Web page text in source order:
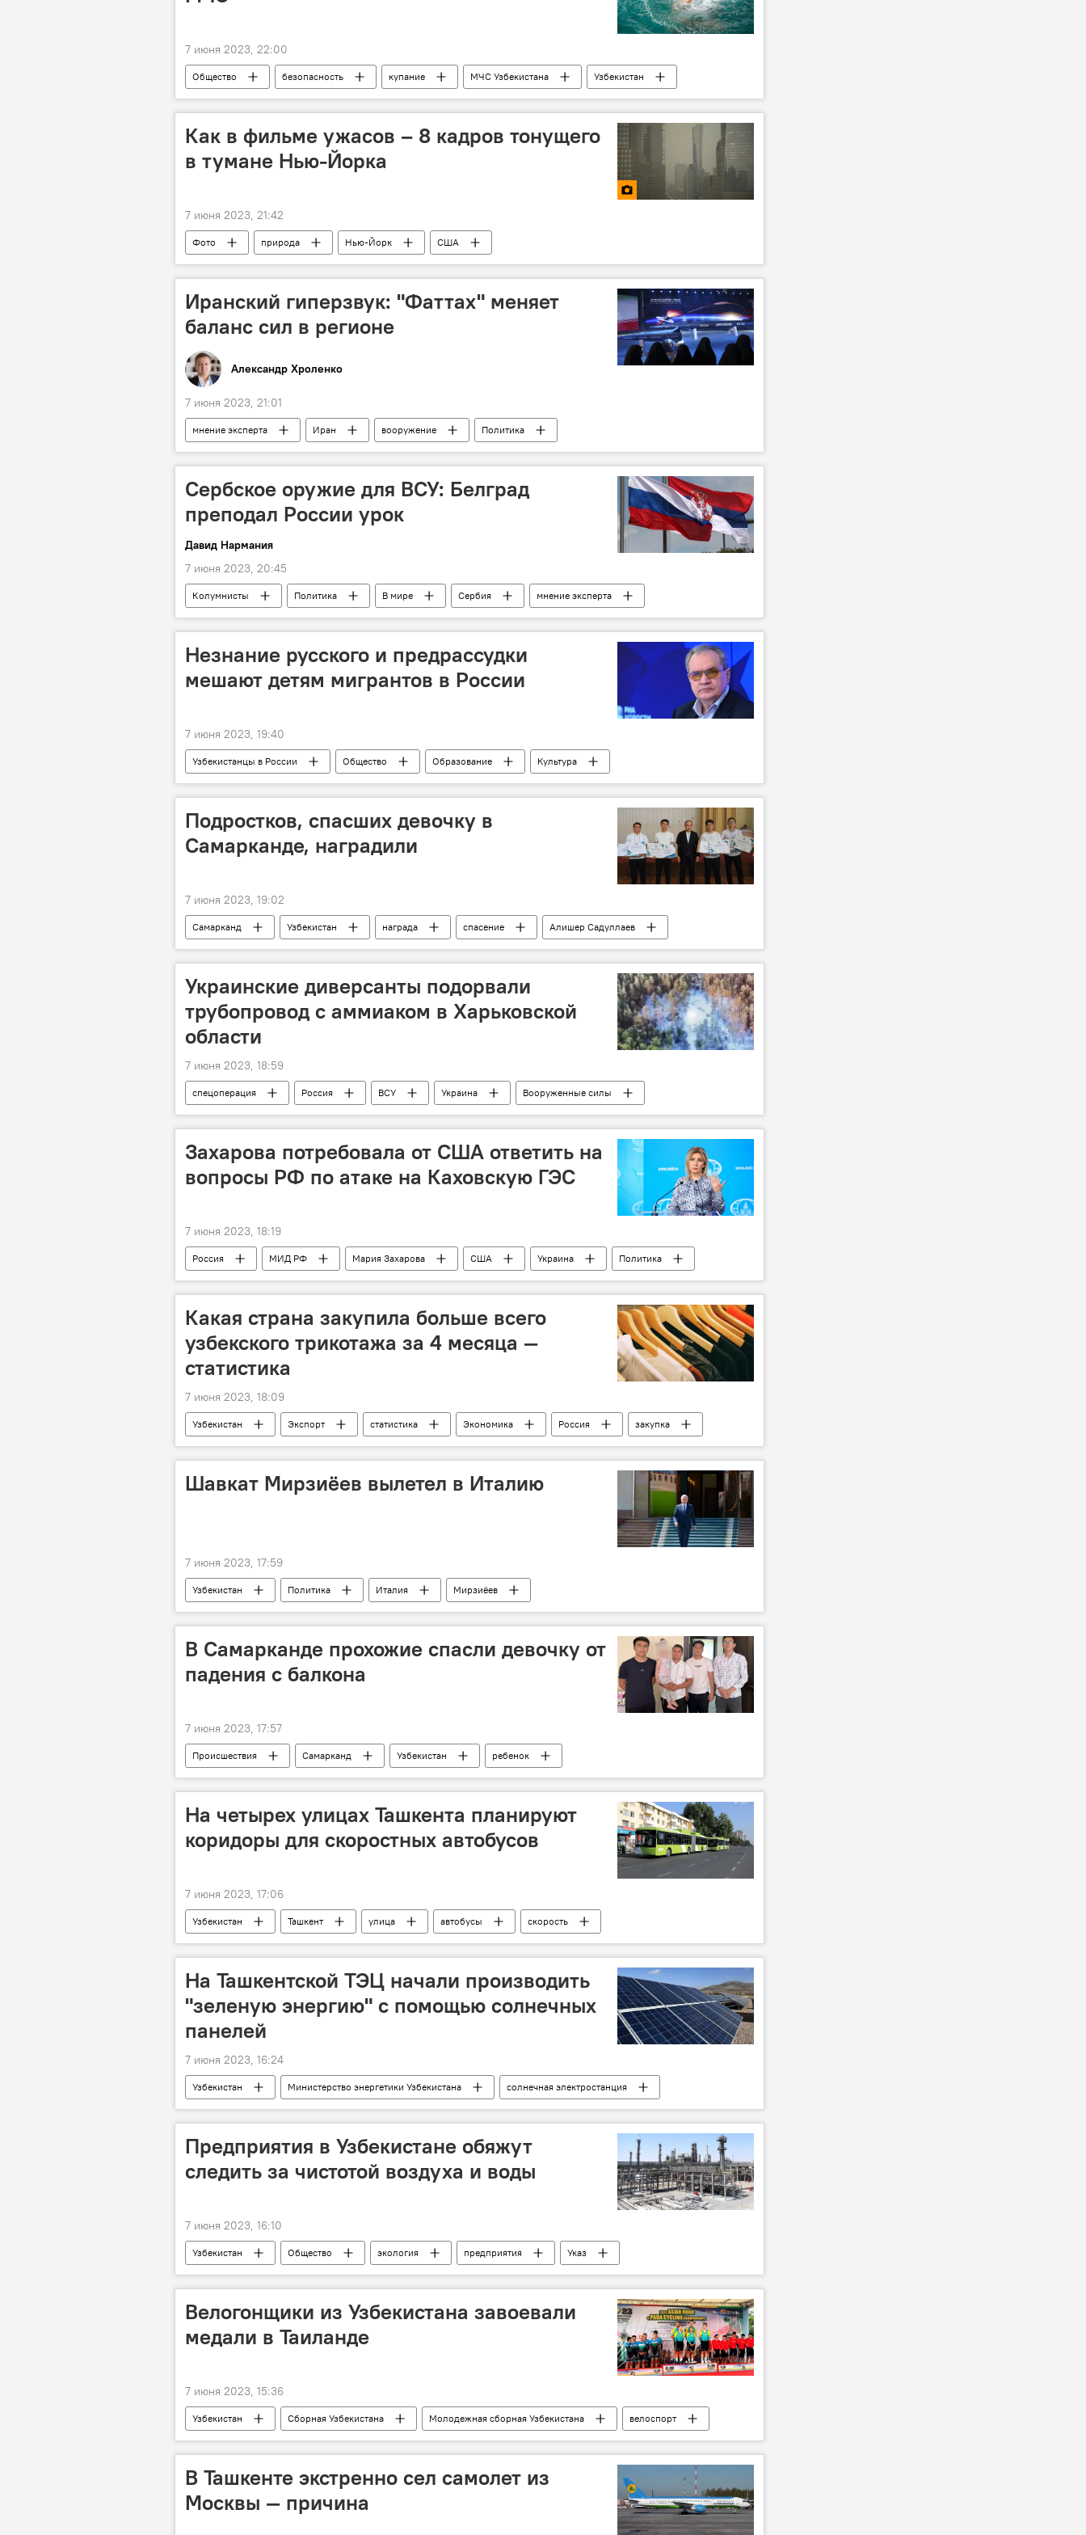
7 июня 2023, 22:00
Общество безопасность купание МЧС Узбекистана Узбекистан
Как в фильме ужасов – 8 кадров тонущего
в тумане Нью-Йорка
7 июня 2023, 21:42
Фото природа Нью-Йорк США
Иранский гиперзвук: "Фаттах" меняет
баланс сил в регионе
Александр Хроленко
7 июня 2023, 21:01
мнение эксперта Иран вооружение Политика
Сербское оружие для ВСУ: Белград
преподал России урок
Давид Нармания
7 июня 2023, 20:45
Колумнисты Политика В мире Сербия мнение эксперта
Незнание русского и предрассудки
мешают детям мигрантов в России
7 июня 2023, 19:40
Узбекистанцы в России Общество Образование
Культура
русский язык
Россия дети
Подростков, спасших девочку в
Самарканде, наградили
7 июня 2023, 19:02
Самарканд Узбекистан награда спасение
Алишер Садуллаев
Агентство по делам молодежи
Украинские диверсанты подорвали
трубопровод с аммиаком в Харьковской
области
7 июня 2023, 18:59
спецоперация Россия ВСУ Украина
Вооруженные силы
безопасность
Министерство обороны России аммиак
Мария Захарова
Захарова потребовала от США ответить на
вопросы РФ по атаке на Каховскую ГЭС
7 июня 2023, 18:19
Россия МИД РФ Мария Захарова США Украина Политика
Какая страна закупила больше всего
узбекского трикотажа за 4 месяца —
статистика
7 июня 2023, 18:09
Узбекистан Экспорт статистика Экономика Россия
закупка
Лидер
трикотажные изделия
Шавкат Мирзиёев вылетел в Италию
7 июня 2023, 17:59
Узбекистан Политика Италия Мирзиёев
В Самарканде прохожие спасли девочку от
падения с балкона
7 июня 2023, 17:57
Происшествия Самарканд Узбекистан ребенок
На четырех улицах Ташкента планируют
коридоры для скоростных автобусов
7 июня 2023, 17:06
Узбекистан Ташкент улица автобусы
скорость
Транспортный коридор
Общество
Постановление
На Ташкентской ТЭЦ начали производить
"зеленую энергию" с помощью солнечных
панелей
7 июня 2023, 16:24
Узбекистан Министерство энергетики Узбекистана
солнечная электростанция
Солнечная энергия
ТЭЦ газ станция
Предприятия в Узбекистане обяжут
следить за чистотой воздуха и воды
7 июня 2023, 16:10
Узбекистан Общество экология предприятия Указ
Велогонщики из Узбекистана завоевали
медали в Таиланде
7 июня 2023, 15:36
Узбекистан Сборная Узбекистана Молодежная сборная Узбекистана
велоспорт
медали
серебро Таиланд спортивные соревнования
Спорт
В Ташкенте экстренно сел самолет из
Москвы — причина